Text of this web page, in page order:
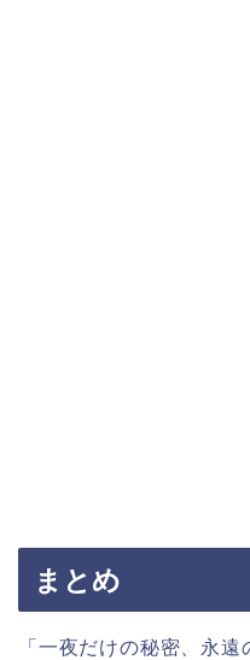
まとめ
「一夜だけの秘密、永